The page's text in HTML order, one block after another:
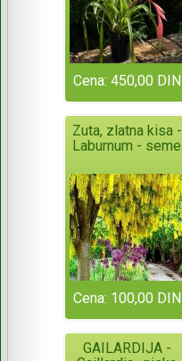
Cena: 450,00 DIN
Zuta, zlatna kisa -
Laburnum - seme
Cena: 100,00 DIN
GAILARDIJA -